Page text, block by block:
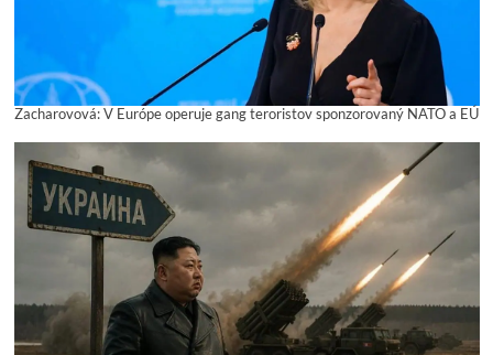
Zacharovová: V Európe operuje gang teroristov sponzorovaný NATO a EÚ